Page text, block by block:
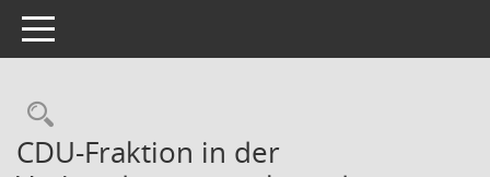
Toggle navigation
Rechercheauswahl
CDU-Fraktion in der